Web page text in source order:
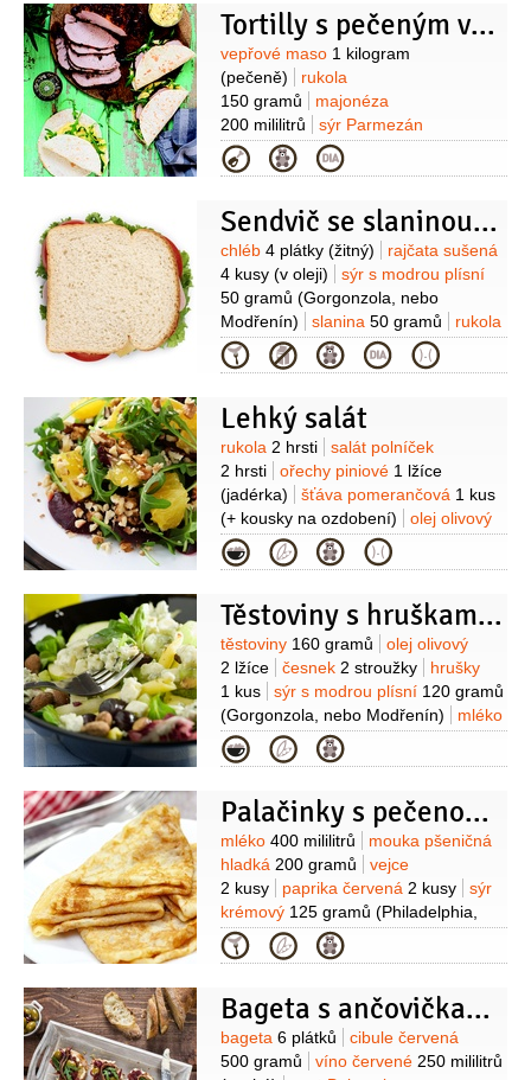
Tortilly s pečeným vepřovým masem
Suroviny
vepřové maso 1 kilogram
(pečeně)
rukola
150 gramů
majonéza
200 mililitrů
sýr Parmezán
50 gramů
pepř
lžička)
máslo3 lžíce
česnek
jablečný1 lžíce
Kategorie
Sendvič se slaninou, sušenými rajčaty a gorgonzolou
Suroviny
chléb 4 plátky (žitný)
rajčata sušená
4 kusy (v oleji)
sýr s modrou plísní
50 gramů (Gorgonzola, nebo
Modřenín)
slanina 50 gramů
rukola
2 hrsti
Kategorie
Lehký salát
Suroviny
rukola 2 hrsti
salát polníček
2 hrsti
ořechy piniové 1 lžíce
(jadérka)
šťáva pomerančová 1 kus
(+ kousky na ozdobení)
olej olivový
1 lžíce
(panenský)
sýr s modrou
plísní50 gramů
ostružiny
chuti)
Kategorie
Těstoviny s hruškami a sýrem Gorgonzola
Suroviny
těstoviny 160 gramů
olej olivový
2 lžíce
česnek 2 stroužky
hrušky
1 kus
sýr s modrou plísní 120 gramů
(Gorgonzola, nebo Modřenín)
mléko
(dle potřeby)
vejce
(nebo pekanové ořechy)
rukola(dle
Kategorie
Palačinky s pečenou paprikou
Suroviny
mléko 400 mililitrů
mouka pšeničná
hladká 200 gramů
vejce
2 kusy
paprika červená 2 kusy
sýr
krémový 125 gramů (Philadelphia,
nebo Buko)
česnek
2 stroužky
rukola1 hrst
Kategorie
Bageta s ančovičkami a cibulovou marmeládou
Suroviny
bageta 6 plátků
cibule červená
500 gramů
víno červené 250 mililitrů